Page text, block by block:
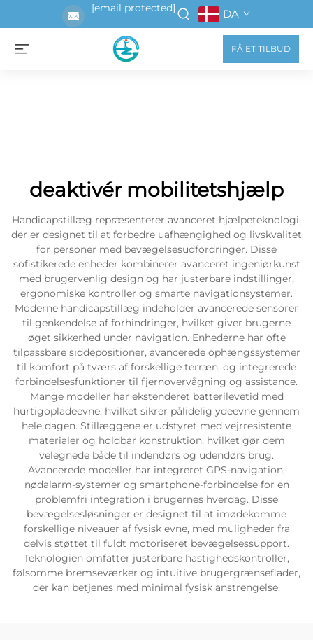
[email protected] DA
FÅ ET TILBUD
deaktivér mobilitetshjælp
Handicapstillæg repræsenterer avanceret hjælpeteknologi,
der er designet til at forbedre uafhængighed og livskvalitet
for personer med bevægelsesudfordringer. Disse
sofistikerede enheder kombinerer avanceret ingeniørkunst
med brugervenlig design og har justerbare indstillinger,
ergonomiske kontroller og smarte navigationsystemer.
Moderne handicapstillæg indeholder avancerede sensorer
til genkendelse af forhindringer, hvilket giver brugerne
øget sikkerhed under navigation. Enhederne har ofte
tilpassbare siddepositioner, avancerede ophængssystemer
til komfort på tværs af forskellige terræn, og integrerede
forbindelsesfunktioner til fjernovervågning og assistance.
Mange modeller har ekstenderet batterilevetid med
hurtigopladeevne, hvilket sikrer pålidelig ydeevne gennem
hele dagen. Stillæggene er udstyret med vejrresistente
materialer og holdbar konstruktion, hvilket gør dem
velegnede både til indendørs og udendørs brug.
Avancerede modeller har integreret GPS-navigation,
nødalarm-systemer og smartphone-forbindelse for en
problemfri integration i brugernes hverdag. Disse
bevægelsesløsninger er designet til at imødekomme
forskellige niveauer af fysisk evne, med muligheder fra
delvis støttet til fuldt motoriseret bevægelsessupport.
Teknologien omfatter justerbare hastighedskontroller,
følsomme bremseværker og intuitive brugergrænseflader,
der kan betjenes med minimal fysisk anstrengelse.